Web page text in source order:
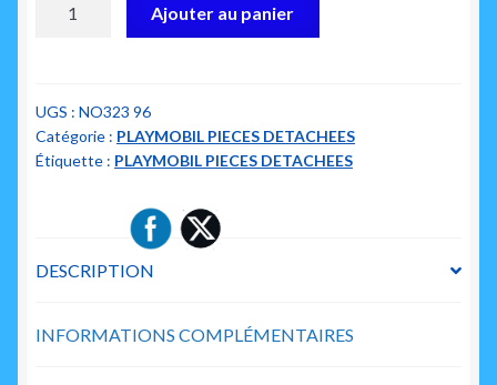
paille
pour
la
Ajouter au panier
UGS : NO323 96
Catégorie : PLAYMOBIL PIECES DETACHEES
Étiquette : PLAYMOBIL PIECES DETACHEES
DESCRIPTION
INFORMATIONS COMPLÉMENTAIRES